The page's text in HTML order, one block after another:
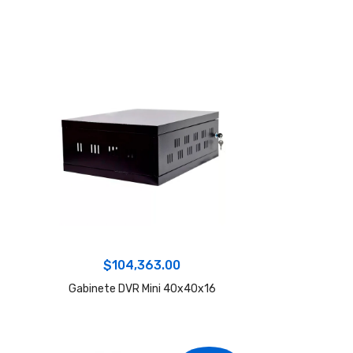
$104,363.00
Gabinete DVR Mini 40x40x16